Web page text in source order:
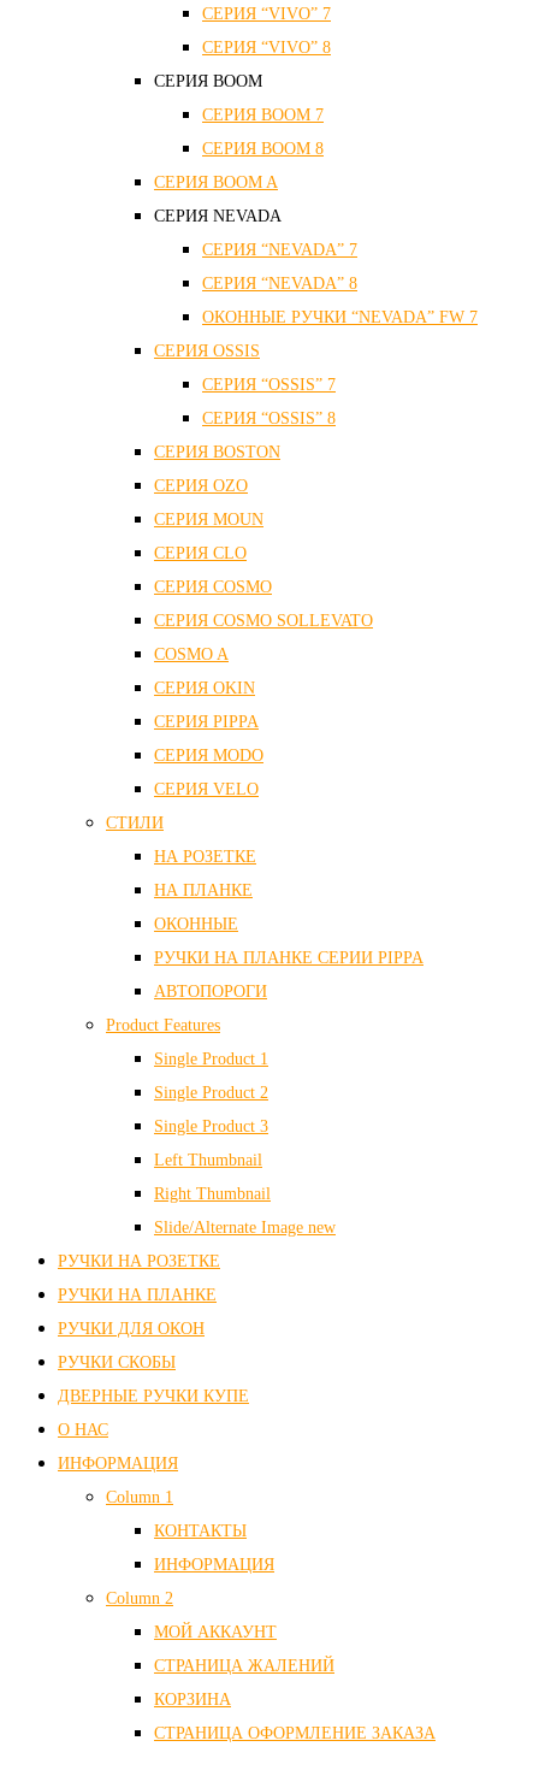
СЕРИЯ “VIVO” 7
СЕРИЯ “VIVO” 8
СЕРИЯ ВOOM
СЕРИЯ ВOOM 7
СЕРИЯ ВOOM 8
СЕРИЯ ВOOM A
СЕРИЯ NEVADA
СЕРИЯ “NEVADA” 7
СЕРИЯ “NEVADA” 8
ОКОННЫЕ РУЧКИ “NEVADA” FW 7
СЕРИЯ OSSIS
СЕРИЯ “OSSIS” 7
СЕРИЯ “OSSIS” 8
СЕРИЯ ВOSTON
CЕРИЯ OZO
СЕРИЯ MOUN
СЕРИЯ CLO
СЕРИЯ COSMO
СЕРИЯ COSMO SOLLEVATO
COSMO A
СЕРИЯ OKIN
СЕРИЯ PIPPA
СЕРИЯ MODO
СЕРИЯ VELO
СТИЛИ
НА РОЗЕТКЕ
НА ПЛАНКЕ
ОКОННЫЕ
РУЧКИ НА ПЛАНКЕ СЕРИИ PIPPA
АВТОПОРОГИ
Product Features
Single Product 1
Single Product 2
Single Product 3
Left Thumbnail
Right Thumbnail
Slide/Alternate Image new
РУЧКИ НА РОЗЕТКЕ
РУЧКИ НА ПЛАНКЕ
РУЧКИ ДЛЯ ОКОН
РУЧКИ СКОБЫ
ДВЕРНЫЕ РУЧКИ КУПЕ
О НАС
ИНФОРМАЦИЯ
Column 1
КОНТАКТЫ
ИНФОРМАЦИЯ
Column 2
МОЙ АККАУНТ
СТРАНИЦА ЖАЛЕНИЙ
КОРЗИНА
СТРАНИЦА ОФОРМЛЕНИЕ ЗАКАЗА